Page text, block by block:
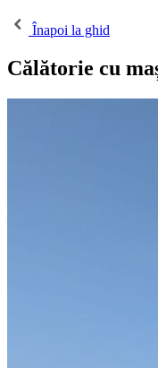
Înapoi la ghid
Călătorie cu